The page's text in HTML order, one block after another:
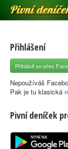
Pivní deníček
Pivní mapa
Pivní značky
Nápověda
Registrace
Přihlášení
Přihlásit se přes
Nepoužíváš
Pak je tu klasická
Pivní deníček